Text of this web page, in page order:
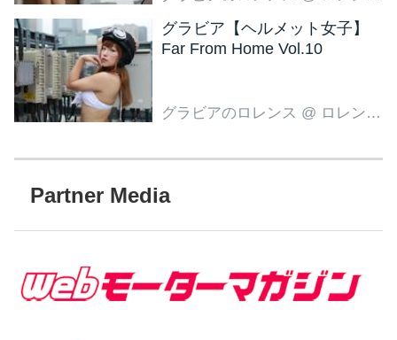
グラビア【ヘルメット女子】
Far From Home Vol.10
グラビアのロレンス @ ロレンス編集部
Partner Media